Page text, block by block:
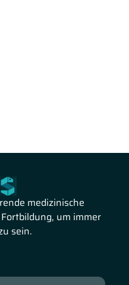
medizinische
um immer
sein.